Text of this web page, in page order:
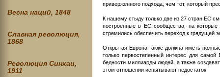
Весна наций, 1848
Славная революция,
1868
Революция Синхаи,
1911
приверженного подхода, чем тот, который
К нашему стыду только две из 27 стран ЕС
построенные в ЕС сообщества, на которые
стремились обеспечить переход к грядущей
Открытая Европа также должна иметь
только первостепенный интерес для
бедности миллиарды людей, а также
этом отношении испытывают недостаток.